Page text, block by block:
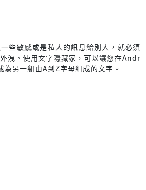
些敏感或是私人的訊息給別人，就必須
洩。使用文字隱藏家，可以讓您在Andr
另一組由A到Z字母組成的文字。